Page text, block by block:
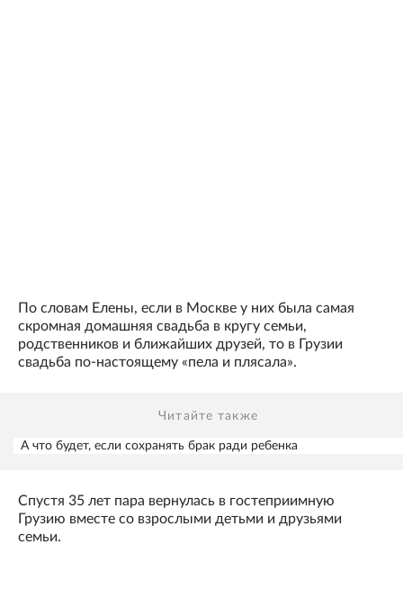
По словам Елены, если в Москве у них была самая
скромная домашняя свадьба в кругу семьи,
родственников и ближайших друзей, то в Грузии
свадьба по-настоящему «пела и плясала».
Читайте также
А что будет, если сохранять брак ради ребенка
Спустя 35 лет пара вернулась в гостеприимную
Грузию вместе со взрослыми детьми и друзьями
семьи.